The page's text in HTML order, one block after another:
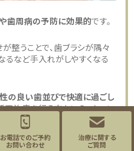
お電話でのご予約
お問い合わせ
治療に関する
ご質問
歯周病の予防に効果的です。
整うことで、歯ブラシが隅々
るなど手入れがしやすくなる
の良い歯並びで快適に過ごし
正治療を行う方もいらっしゃい
スピース矯正 「インビザライ